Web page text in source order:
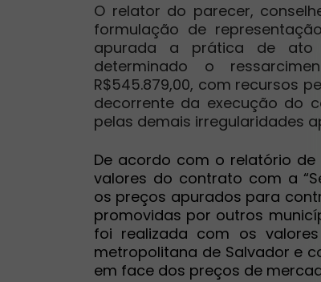
O relator do parecer,
formulação de
apurada a prática de ato
determinado o
R$545.879,00, com recursos
decorrente da execução do
pelas demais irregularidades
De acordo com o relatório
valores do contrato com a
os preços apurados para
promovidas por outros
foi realizada com os
metropolitana de Salvador e
em face dos preços de